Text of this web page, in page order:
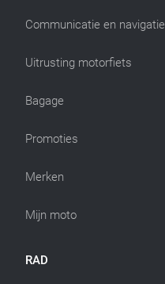
Communicatie en navigatie
Uitrusting motorfiets
Bagage
Promoties
Merken
Mijn moto
RAD